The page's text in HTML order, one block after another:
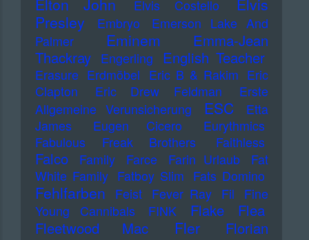
Elton John Elvis Costello
Elvis
Presley
Embryo
Emerson Lake And
Palmer
Eminem
Emma-Jean
Thackray
Engerling English Teacher
Erasure Erdmöbel Eric B & Rakim Eric
Clapton
Eric Drew Feldman
Erste
Allgemeine Verunsicherung
ESC
Etta
James
Eugen Cicero
Eurythmics
Fabulous Freak Brothers
Faithless
Falco Family Farce Farin Urlaub
Fat
White Family Fatboy Slim Fats Domino
Fehlfarben Feist Fever Ray Fil
Fine
Young Cannibals
FINK Flake
Flea
Fleetwood Mac
Fler
Florian